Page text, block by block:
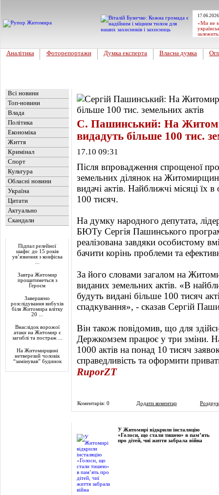
«Ми не
Аналітика Фоторепортажи Думка експерта Власна думка
Всі новини
Топ-новини
Влада
Політика
Економіка
Життя
Кримінал
Спорт
Культура
Обласні новини
Україна
Цитати
Актуально
Скандали
Підпал релейної
шафи: до 15 років
ув’язнення з конфіска
Завтра Житомир
прощатиметься з
Героєм
Завершено
розслідування вибухів
біля Житомира влітку
20 ...
Внаслідок ворожої
атаки на Житомир є
загиблі та постраж ...
На Житомирщині
нетверезий чоловік
“замінував” будинок
С. Пашинський: На
видадуть більше 100 тис.
17.10 09:31
Після впровадження спрощеної
земельних ділянок на
видачі актів. Найближчі місяці їх
100 тисяч.
На думку народного депутата,
БЮТу Сергія Пашинського
реалізована завдяки особистому
бачити корінь проблеми та
За його словами загалом на
виданих земельних актів. «В
будуть видані більше 100 тисяч
спадкування», - сказав Сергій
Він також повідомив, що для
Держкомзем працює у три зміни.
1000 актів на понад 10 тисяч
справедливість та оформити
RuporZT
Коментарів: 0 Додати коментар
У Житомирі відкрили інсталяцію
«Голоси, що стали тишею» в пам’ять
про дітей, чиї життя забрала війна